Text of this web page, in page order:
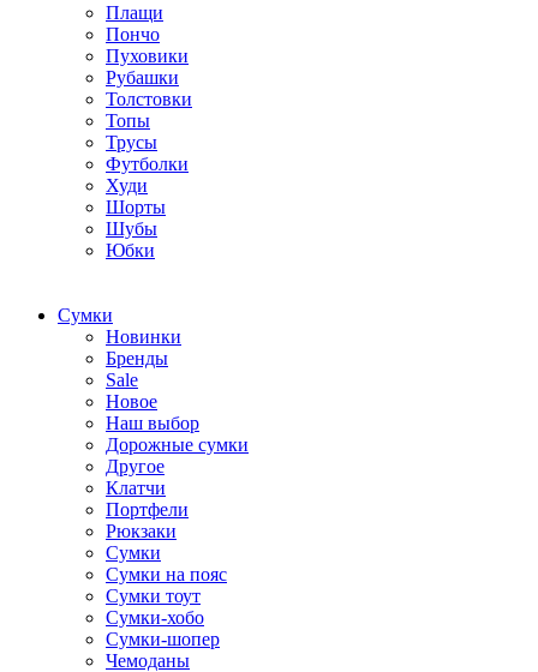
Плащи
Пончо
Пуховики
Рубашки
Толстовки
Топы
Трусы
Футболки
Худи
Шорты
Шубы
Юбки
Cумки
Новинки
Бренды
Sale
Новое
Наш выбор
Дорожные сумки
Другое
Клатчи
Портфели
Рюкзаки
Сумки
Сумки на пояс
Сумки тоут
Сумки-хобо
Сумки-шопер
Чемоданы